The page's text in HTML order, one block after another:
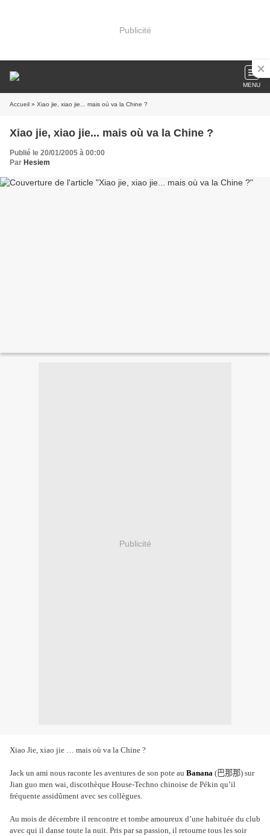
Publicité
MENU
Accueil » Xiao jie, xiao jie... mais où va la Chine ?
Xiao jie, xiao jie... mais où va la Chine ?
Publié le 20/01/2005 à 00:00
Par Hesiem
Publicité
Xiao Jie, xiao jie … mais où va la Chine ?
Jack un ami nous raconte les aventures de son pote au Banana (巴那那) sur
Jian guo men wai, discothèque House-Techno chinoise de Pékin qu’il
fréquente assidûment avec ses collègues.
Au mois de décembre il rencontre et tombe amoureux d’une habituée du club
avec qui il danse toute la nuit. Pris par sa passion, il retourne tous les soir